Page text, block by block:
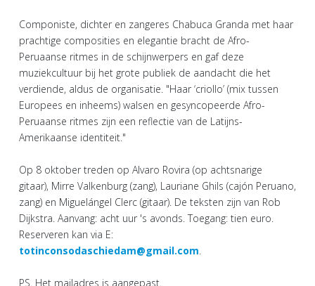
Componiste, dichter en zangeres Chabuca Granda met haar
prachtige composities en elegantie bracht de Afro-
Peruaanse ritmes in de schijnwerpers en gaf deze
muziekcultuur bij het grote publiek de aandacht die het
verdiende, aldus de organisatie. "Haar ‘criollo’ (mix tussen
Europees en inheems) walsen en gesyncopeerde Afro-
Peruaanse ritmes zijn een reflectie van de Latijns-
Amerikaanse identiteit."
Op 8 oktober treden op Alvaro Rovira (op achtsnarige
gitaar), Mirre Valkenburg (zang), Lauriane Ghils (cajón Peruano,
zang) en Miguelángel Clerc (gitaar). De teksten zijn van Rob
Dijkstra. Aanvang: acht uur 's avonds. Toegang: tien euro.
Reserveren kan via E:
totinconsodaschiedam@gmail.com
PS. Het mailadres is aangepast.